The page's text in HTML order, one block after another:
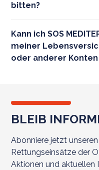
bitten?
Kann ich SOS
meiner
oder anderer
BLEIB
Abonniere jetzt
Rettungseinsätze der
Aktionen und aktuellen